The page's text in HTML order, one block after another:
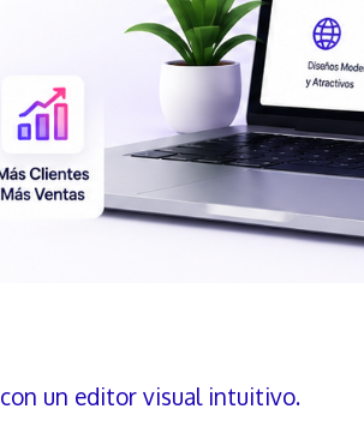
con un editor visual intuitivo.